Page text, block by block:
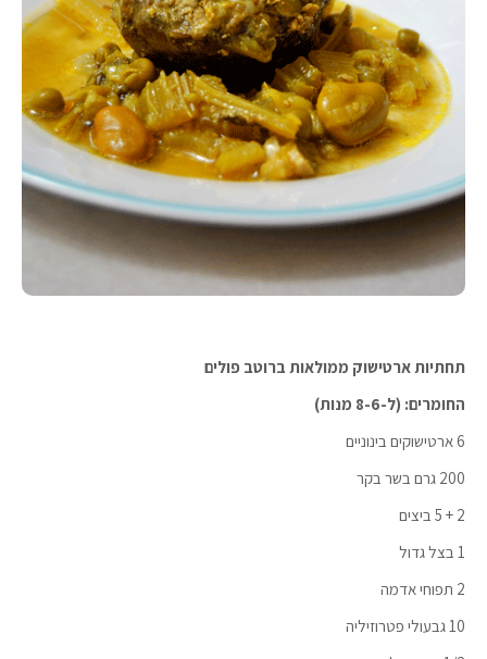
תחתיות ארטישוק ממולאות ברוטב פולים
החומרים: (ל-8-6 מנות)
6 ארטישוקים בינוניים
200 גרם בשר בקר
2 + 5 ביצים
1 בצל גדול
2 תפוחי אדמה
10 גבעולי פטרוזיליה